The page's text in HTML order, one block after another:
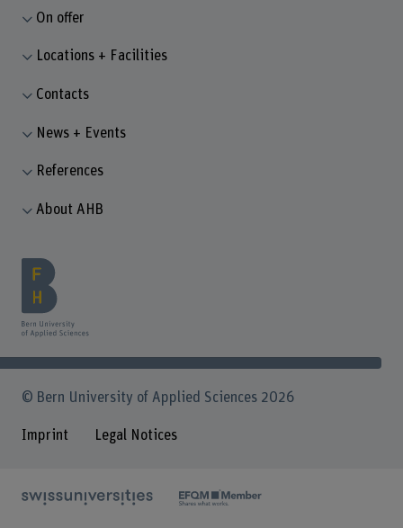
On offer
Locations + Facilities
Contacts
News + Events
References
About AHB
© Bern University of Applied Sciences 2026
Imprint Legal Notices